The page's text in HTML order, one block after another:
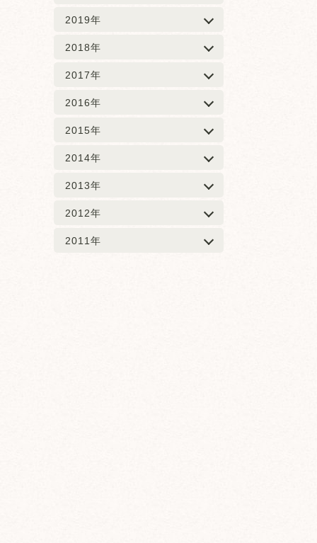
2019年
2018年
2017年
2016年
2015年
2014年
2013年
2012年
2011年